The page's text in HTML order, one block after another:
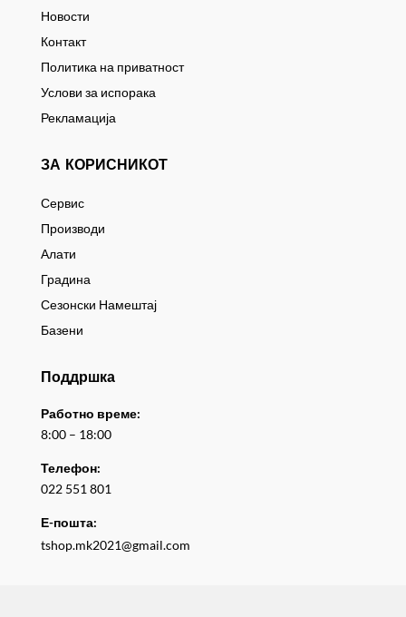
Новости
Контакт
Политика на приватност
Услови за испорака
Рекламација
ЗА КОРИСНИКОТ
Сервис
Производи
Алати
Градина
Сезонски Намештај
Базени
Поддршка
Работно време:
8:00 – 18:00
Телефон:
022 551 801
Е-пошта:
tshop.mk2021@gmail.com